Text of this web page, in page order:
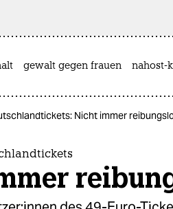
gewalt gegen frauen nahost-
Nicht immer